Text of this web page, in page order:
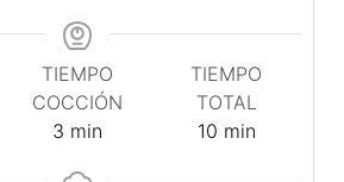
TIEMPO
COCCIÓN
3minutos
min
TIEMPO
TOTAL
10minutos
min